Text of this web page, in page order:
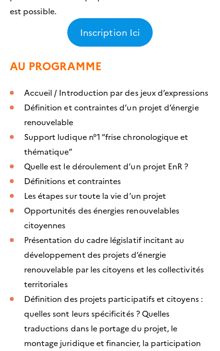
est possible.
Inscription Ici
AU PROGRAMME
Accueil / Introduction par des jeux d’expressions
Définition et contraintes d’un projet d’énergie
renouvelable
Support ludique n°1 “frise chronologique et
thématique”
Quelle est le déroulement d’un projet EnR ?
Définitions et contraintes
Les étapes sur toute la vie d’un projet
Opportunités des énergies renouvelables
citoyennes
Présentation du cadre législatif incitant au
développement des projets d’énergie
renouvelable par les citoyens et les collectivités
territoriales
Définition des projets participatifs et citoyens :
quelles sont leurs spécificités ? Quelles
traductions dans le portage du projet, le
montage juridique et financier, la participation